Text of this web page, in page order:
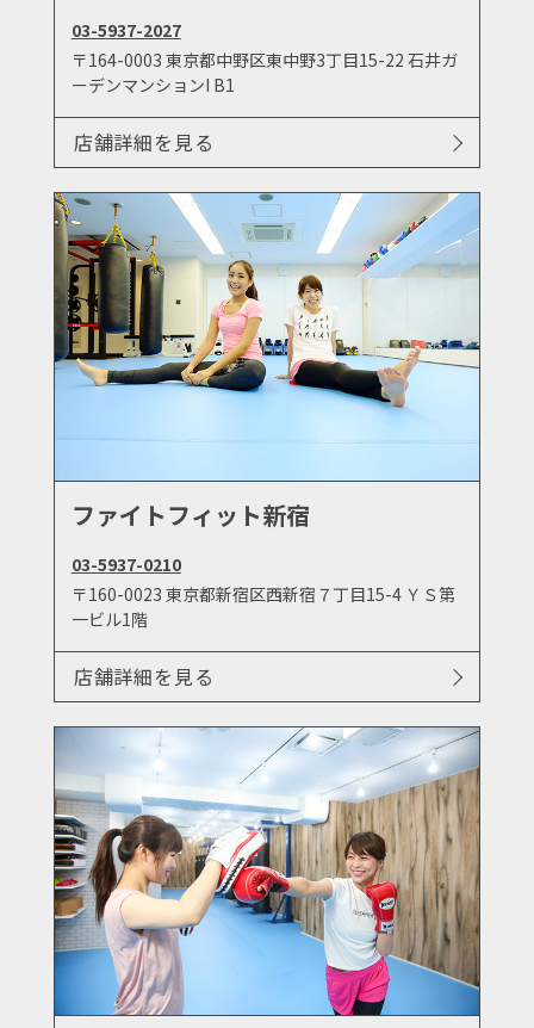
03-5937-2027
〒164-0003 東京都中野区東中野3丁目15-22 石井ガ
ーデンマンションI B1
店舗詳細を見る
ファイトフィット新宿
03-5937-0210
〒160-0023 東京都新宿区西新宿７丁目15-4 ＹＳ第
一ビル1階
店舗詳細を見る